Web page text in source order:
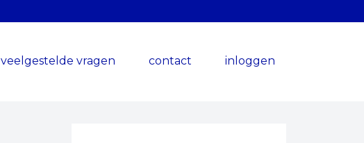
veelgestelde vragen contact inloggen